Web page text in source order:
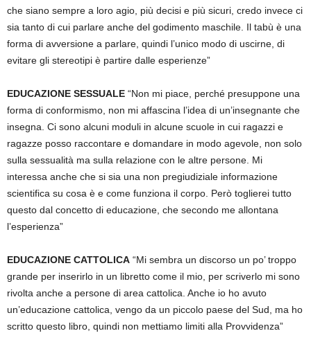
che siano sempre a loro agio, più decisi e più sicuri, credo invece ci
sia tanto di cui parlare anche del godimento maschile. Il tabù è una
forma di avversione a parlare, quindi l’unico modo di uscirne, di
evitare gli stereotipi è partire dalle esperienze”
EDUCAZIONE SESSUALE “Non mi piace, perché presuppone una
forma di conformismo, non mi affascina l’idea di un’insegnante che
insegna. Ci sono alcuni moduli in alcune scuole in cui ragazzi e
ragazze posso raccontare e domandare in modo agevole, non solo
sulla sessualità ma sulla relazione con le altre persone. Mi
interessa anche che si sia una non pregiudiziale informazione
scientifica su cosa è e come funziona il corpo. Però toglierei tutto
questo dal concetto di educazione, che secondo me allontana
l’esperienza”
EDUCAZIONE CATTOLICA “Mi sembra un discorso un po’ troppo
grande per inserirlo in un libretto come il mio, per scriverlo mi sono
rivolta anche a persone di area cattolica. Anche io ho avuto
un’educazione cattolica, vengo da un piccolo paese del Sud, ma ho
scritto questo libro, quindi non mettiamo limiti alla Provvidenza”